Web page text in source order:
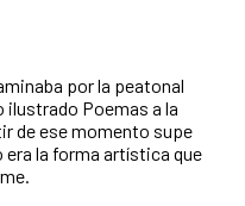
por la peatonal
ilustrado Poemas a la
de ese momento supe
era la forma artística que